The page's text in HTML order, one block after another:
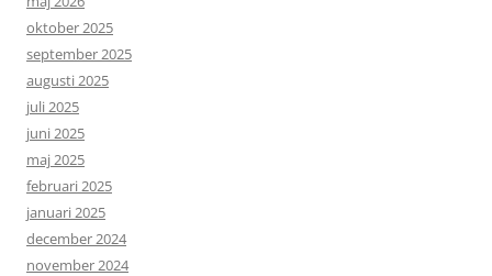
oktober 2025
september 2025
augusti 2025
juli 2025
juni 2025
maj 2025
februari 2025
januari 2025
december 2024
november 2024